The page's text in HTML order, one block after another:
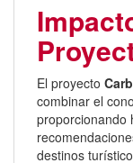
El proyecto
combinar el
proporcionando
destinos